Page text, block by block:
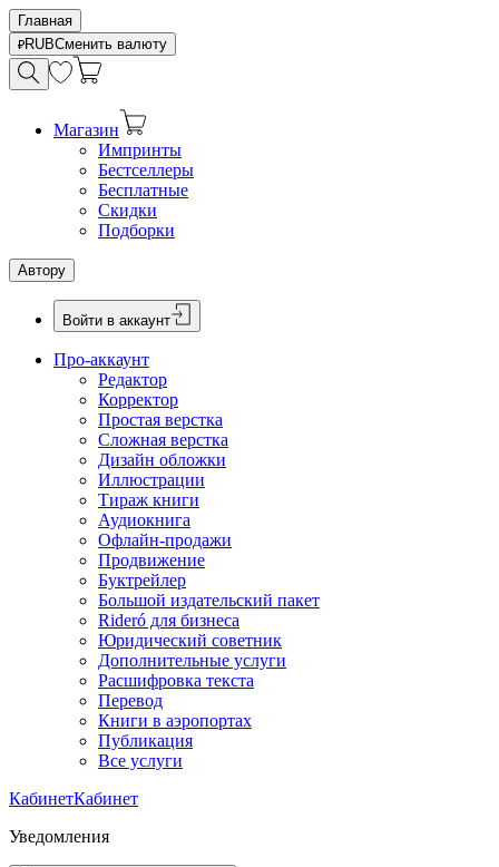
Главная
RUBСменить валюту
Магазин
Импринты
Бестселлеры
Бесплатные
Скидки
Подборки
Автору
Войти в аккаунт
Про-аккаунт
Редактор
Корректор
Простая верстка
Сложная верстка
Дизайн обложки
Иллюстрации
Тираж книги
Аудиокнига
Офлайн-продажи
Продвижение
Буктрейлер
Большой издательский пакет
Rideró для бизнеса
Юридический советник
Дополнительные услуги
Расшифровка текста
Перевод
Книги в аэропортах
Публикация
Все услуги
КабинетКабинет
Уведомления